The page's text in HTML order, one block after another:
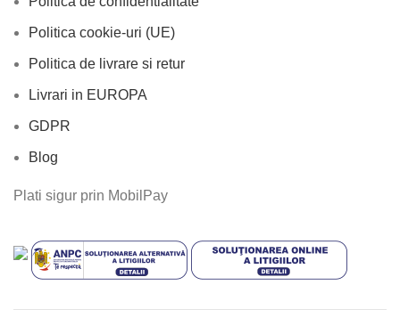
Politica cookie-uri (UE)
Politica de livrare si retur
Livrari in EUROPA
GDPR
Blog
Plati sigur prin MobilPay